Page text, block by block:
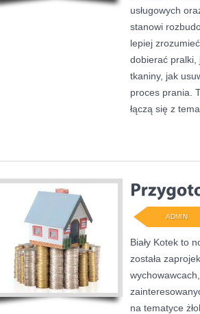
usługowych
stanowi
lepiej
dobierać pralki,
tkaniny, jak
proces prania.
łączą się z
ADMIN
Biały Kotek to
została
na tematyce